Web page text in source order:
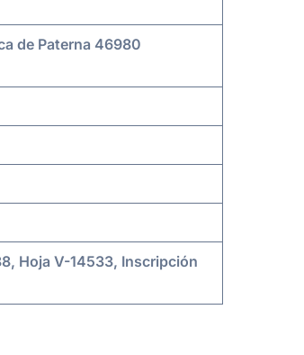
de Paterna 46980
Hoja V-14533, Inscripción